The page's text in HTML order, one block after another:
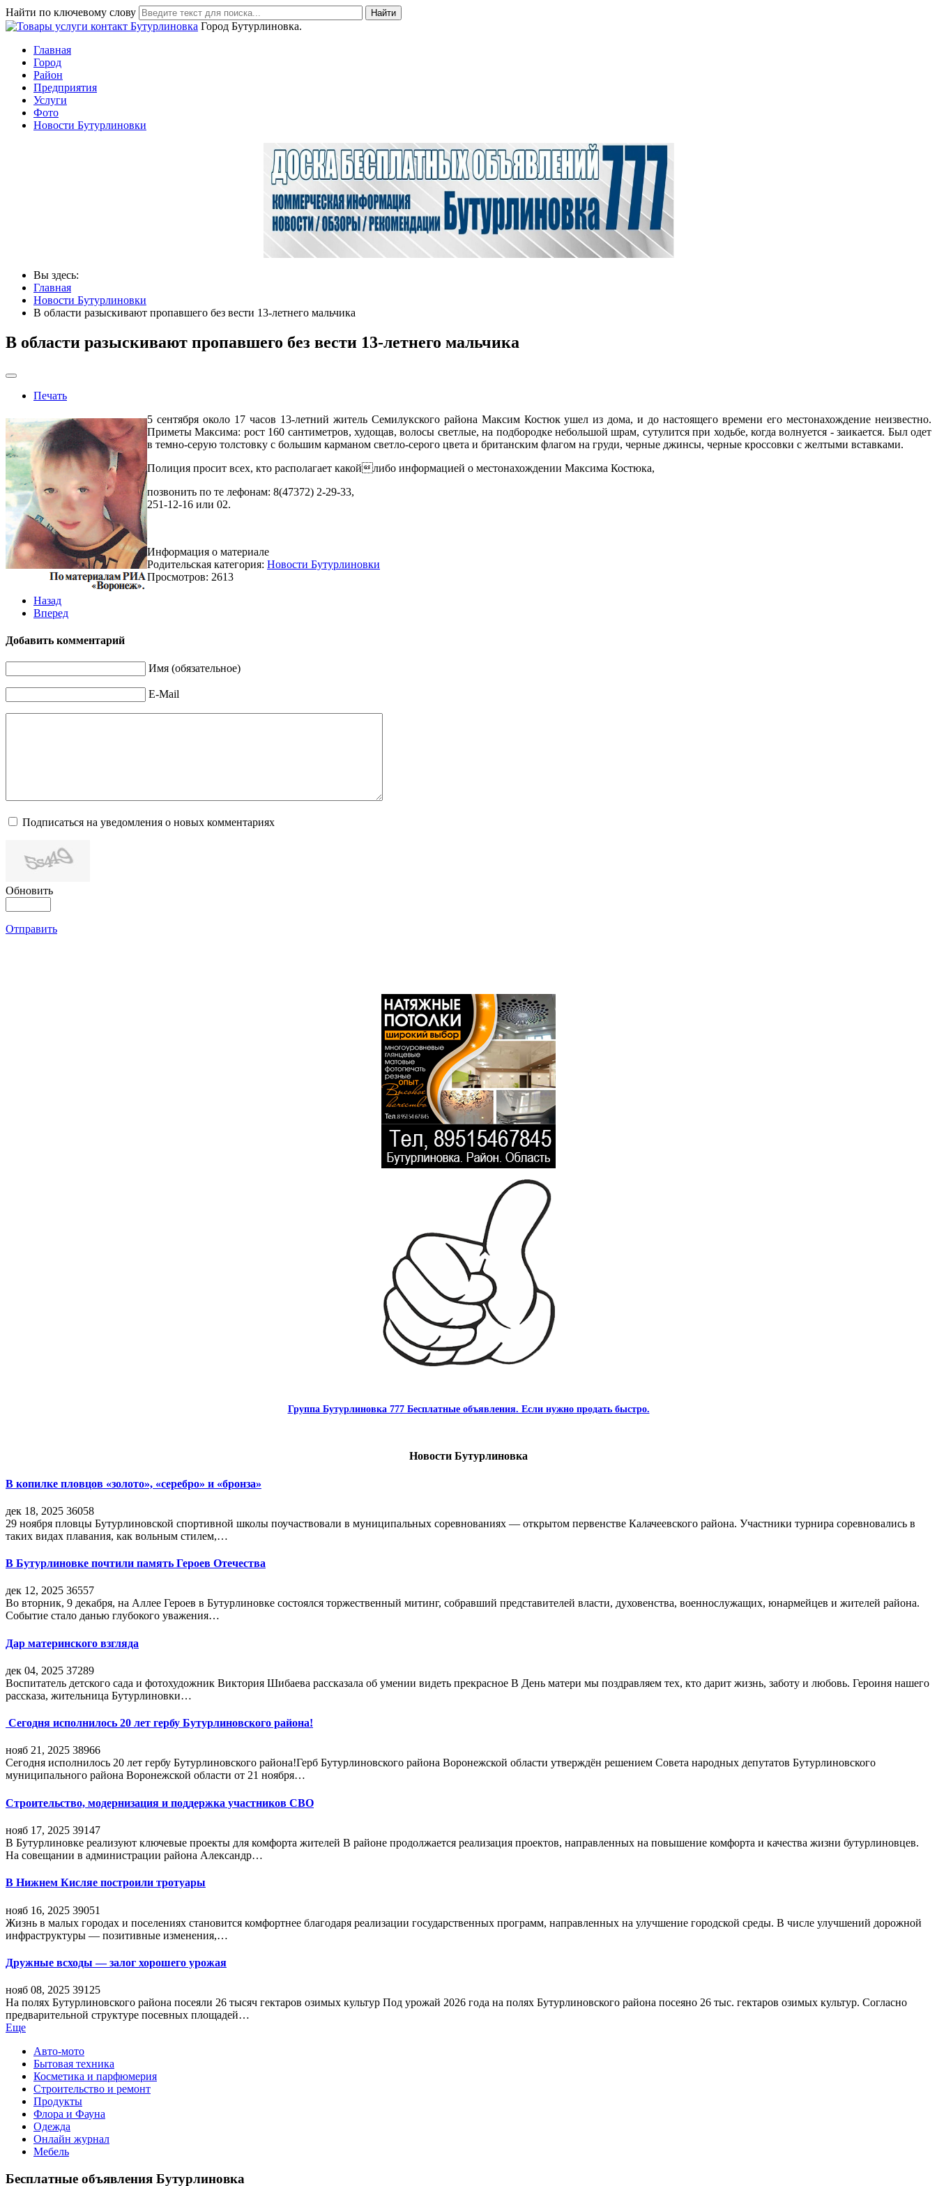
Найти по ключевому слову Найти
Город Бутурлиновка.
Главная
Город
Район
Предприятия
Услуги
Фото
Новости Бутурлиновки
Вы здесь:
Главная
Новости Бутурлиновки
В области разыскивают пропавшего без вести 13-летнего мальчика
В области разыскивают пропавшего без вести 13-летнего мальчика
Печать
5 сентября около 17 часов 13-летний житель Семилукского района Максим Костюк ушел из дома, и до настоящего времени его местонахождение неизвестно.
Приметы Максима: рост 160 сантиметров, худощав, волосы светлые, на подбородке небольшой шрам, сутулится при ходьбе, когда волнуется - заикается. Был одет
в темно-серую толстовку с большим карманом светло-серого цвета и британским флагом на груди, черные джинсы, черные кроссовки с желтыми вставками.
Полиция просит всех, кто располагает какойлибо информацией о местонахождении Максима Костюка,
позвонить по те лефонам: 8(47372) 2-29-33,
251-12-16 или 02.
Информация о материале
Родительская категория: Новости Бутурлиновки
Просмотров: 2613
Назад
Вперед
Добавить комментарий
Имя (обязательное)
E-Mail
Подписаться на уведомления о новых комментариях
Обновить
Отправить
Группа Бутурлиновка 777 Бесплатные объявления. Если нужно продать быстро.
Новости Бутурлиновка
В копилке пловцов «золото», «серебро» и «бронза»
дек 18, 2025 36058
29 ноября пловцы Бутурлиновской спортивной школы поучаствовали в муниципальных соревнованиях — открытом первенстве Калачеевского района. Участники турнира соревновались в
таких видах плавания, как вольным стилем,…
В Бутурлиновке почтили память Героев Отечества
дек 12, 2025 36557
Во вторник, 9 декабря, на Аллее Героев в Бутурлиновке состоялся торжественный митинг, собравший представителей власти, духовенства, военнослужащих, юнармейцев и жителей района.
Событие стало данью глубокого уважения…
Дар материнского взгляда
дек 04, 2025 37289
Воспитатель детского сада и фотохудожник Виктория Шибаева рассказала об умении видеть прекрасное В День матери мы поздравляем тех, кто дарит жизнь, заботу и любовь. Героиня нашего
рассказа, жительница Бутурлиновки…
Сегодня исполнилось 20 лет гербу Бутурлиновского района!
нояб 21, 2025 38966
Сегодня исполнилось 20 лет гербу Бутурлиновского района!Герб Бутурлиновского района Воронежской области утверждён решением Совета народных депутатов Бутурлиновского
муниципального района Воронежской области от 21 ноября…
Строительство, модернизация и поддержка участников СВО
нояб 17, 2025 39147
В Бутурлиновке реализуют ключевые проекты для комфорта жителей В районе продолжается реализация проектов, направленных на повышение комфорта и качества жизни бутурлиновцев.
На совещании в администрации района Александр…
В Нижнем Кисляе построили тротуары
нояб 16, 2025 39051
Жизнь в малых городах и поселениях становится комфортнее благодаря реализации государственных программ, направленных на улучшение городской среды. В числе улучшений дорожной
инфраструктуры — позитивные изменения,…
Дружные всходы — залог хорошего урожая
нояб 08, 2025 39125
На полях Бутурлиновского района посеяли 26 тысяч гектаров озимых культур Под урожай 2026 года на полях Бутурлиновского района посеяно 26 тыс. гектаров озимых культур. Согласно
предварительной структуре посевных площадей…
Еще
Авто-мото
Бытовая техника
Косметика и парфюмерия
Строительство и ремонт
Продукты
Флора и Фауна
Одежда
Онлайн журнал
Мебель
Бесплатные объявления Бутурлиновка